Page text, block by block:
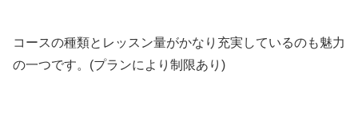
コースの種類とレッスン量がかなり充実しているのも魅力
の一つです。(プランにより制限あり)